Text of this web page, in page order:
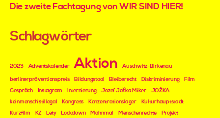
Die zweite Fachtagung von WIR SIND HIER!
Schlagwörter
2023 Adventskalender Aktion Auschwitz-Birkenau
berlinerpräventionspreis Bildungstool Bleiberecht Diskriminierung
Film
Gespräch
Instagram Internierung Jozef Jožka Miker
JOŽKA
keinmenschistillegal
Kongress Konzentrationslager
Kulturhauptstadt
Kurzfilm
KZ Lety Lockdown Mahnmal Menschenrechte
Projekt